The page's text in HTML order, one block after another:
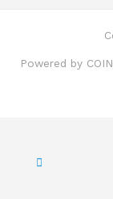
Powered by